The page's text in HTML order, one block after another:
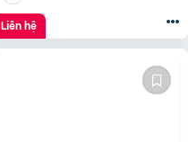
Liên hệ